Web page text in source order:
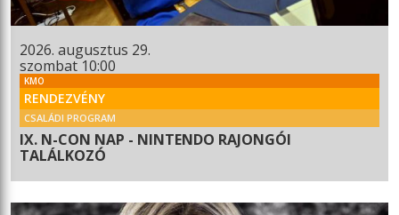
2026. augusztus 29.
szombat 10:00
KMO
RENDEZVÉNY
CSALÁDI PROGRAM
IX. N-CON NAP - NINTENDO RAJONGÓI
TALÁLKOZÓ